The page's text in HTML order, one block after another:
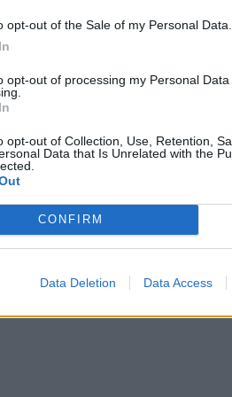
opt-out of the Sale of my Personal Data.
opt-out of processing my Personal
opt-out of Collection, Use, Retention,
Data that Is Unrelated with the
CONFIRM
Data Deletion Data Access
al firmamento y siente la
I J K L M N O